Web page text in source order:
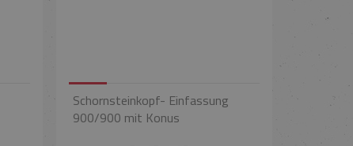
Schornsteinkopf- Einfassung
900/900 mit Konus